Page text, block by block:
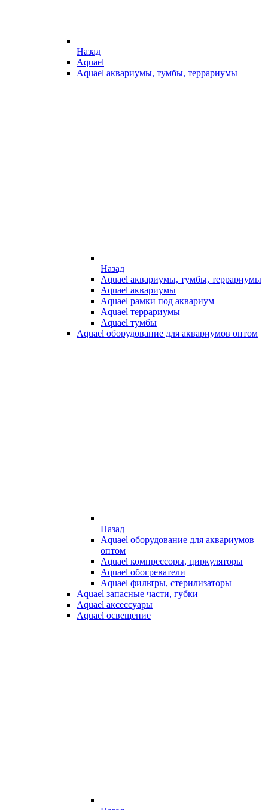
Назад
Aquael
Aquael аквариумы, тумбы, террариумы
Назад
Aquael аквариумы, тумбы, террариумы
Aquael аквариумы
Aquael рамки под аквариум
Aquael террариумы
Aquael тумбы
Aquael оборудование для аквариумов оптом
Назад
Aquael оборудование для аквариумов
оптом
Aquael компрессоры, циркуляторы
Aquael обогреватели
Aquael фильтры, стерилизаторы
Aquael запасные части, губки
Aquael аксессуары
Aquael освещение